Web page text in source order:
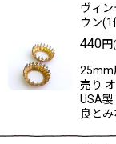
ヴィ
ウン(1
440円
25mm
売り
USA
良と